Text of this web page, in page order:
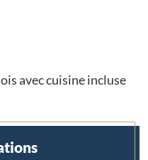
avec cuisine incluse